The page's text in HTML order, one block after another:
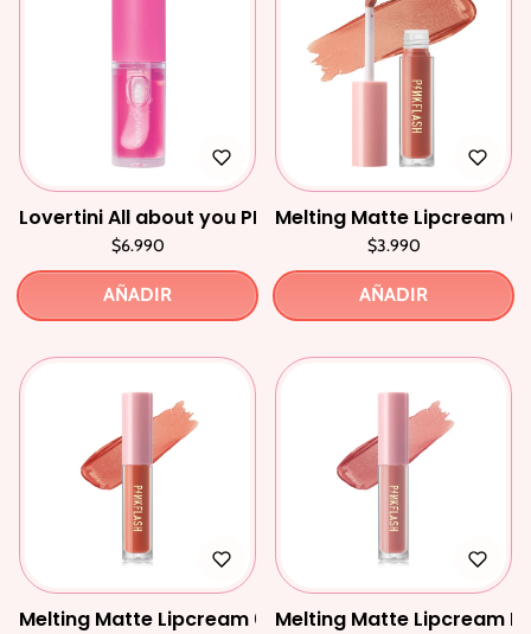
Lovertini All about you PH Lip Oil
$6.990
AÑADIR
Melting Matte Lipcream
$3.990
AÑADIR
Melting Matte Lipcream 003 Most Orange
Melting Matte Lipcream